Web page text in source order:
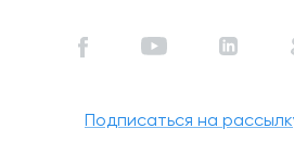
Подписаться на